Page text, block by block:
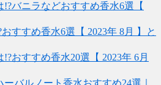
バニラなどおすすめ香水6選【
すすめ香水6選【 2023年 8月 】と
おすすめ香水20選【 2023年 6月